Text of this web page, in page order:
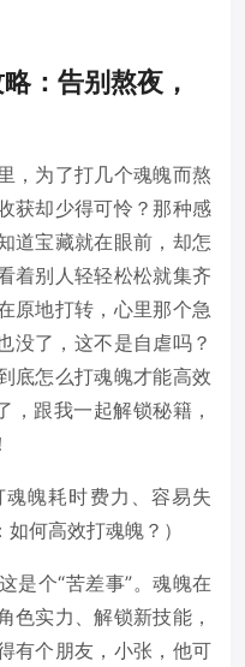
：告别熬夜，
，为了打几个魂魄而熬
获却少得可怜？那种感
道宝藏就在眼前，却怎
着别人轻轻松松就集齐
原地打转，心里那个急
了，这不是自虐吗？
底怎么打魂魄才能高效
，跟我一起解锁秘籍，
魂魄耗时费力、容易失
何高效打魂魄？）
是个“苦差事”。魂魄在
色实力、解锁新技能，
有个朋友，小张，他可